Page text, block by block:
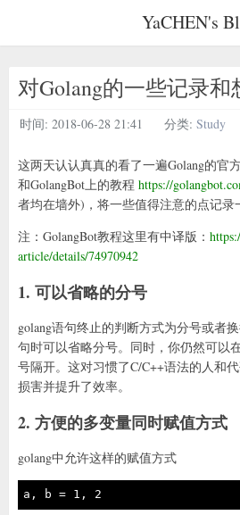
YaCHEN's
对Golang的一些记录和
时间: 2018-06-28 21:41 分类: Study
这两天认认真真的看了一遍Golang的官
和GolangBot上的教程 https://
者均在墙外)，将一些值得注意的点记录
注：GolangBot教程这里有中译版：
article/details/74970942
1. 可以省略的分号
golang语句终止的判断方式为分号或者
句时可以省略分号。同时，你仍然可以
号隔开。这对习惯了C/C++语法的人和
损害并提升了效率。
2. 方便的多变量同时赋值方式
golang中允许这样的赋值方式
a, b = 1, 2